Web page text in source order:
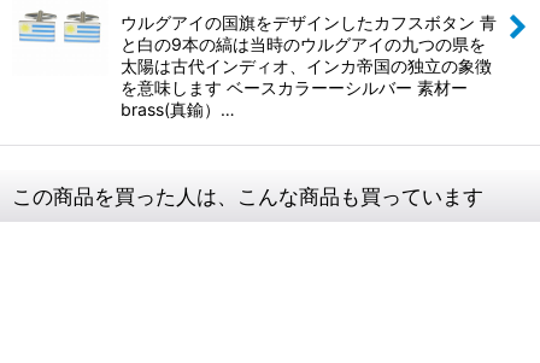
ウルグアイの国旗をデザインしたカフスボタン 青
と白の9本の縞は当時のウルグアイの九つの県を
太陽は古代インディオ、インカ帝国の独立の象徴
を意味します ベースカラーーシルバー 素材ー
brass(真鍮）…
この商品を買った人は、こんな商品も買っています